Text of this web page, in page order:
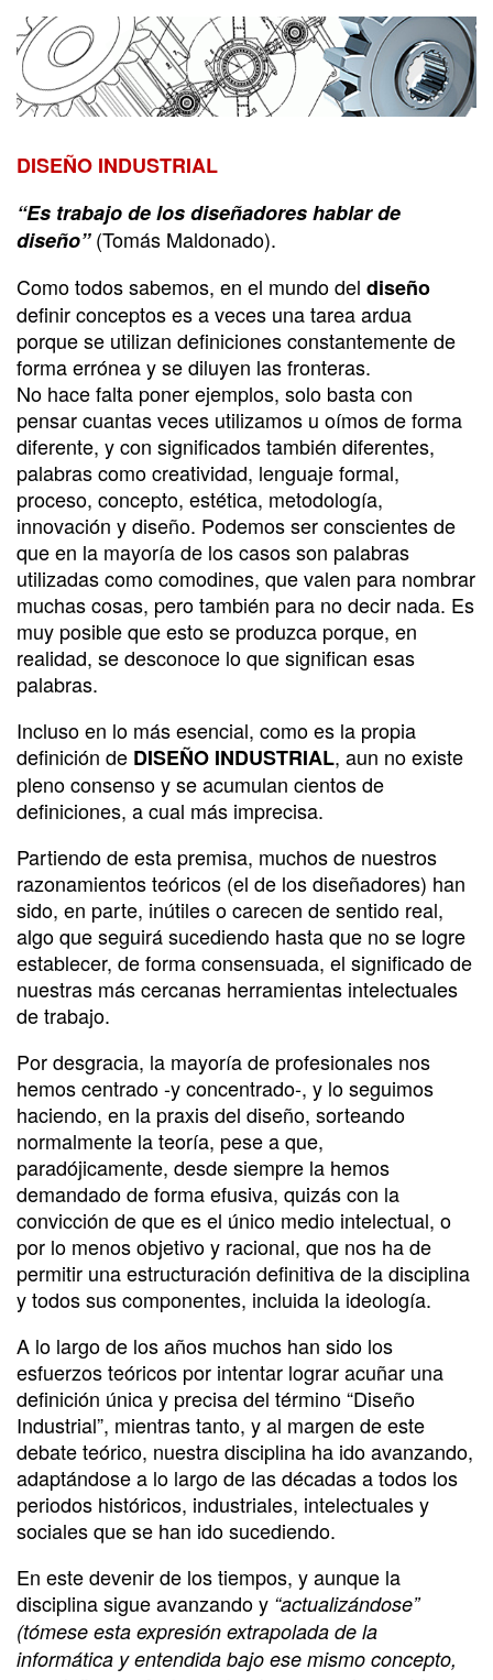
Diseño industrial
DISEÑO INDUSTRIAL
“Es trabajo de los diseñadores hablar de
diseño” (Tomás Maldonado).
Como todos sabemos, en el mundo del diseño
definir conceptos es a veces una tarea ardua
porque se utilizan definiciones constantemente de
forma errónea y se diluyen las fronteras.
No hace falta poner ejemplos, solo basta con
pensar cuantas veces utilizamos u oímos de forma
diferente, y con significados también diferentes,
palabras como creatividad, lenguaje formal,
proceso, concepto, estética, metodología,
innovación y diseño. Podemos ser conscientes de
que en la mayoría de los casos son palabras
utilizadas como comodines, que valen para nombrar
muchas cosas, pero también para no decir nada. Es
muy posible que esto se produzca porque, en
realidad, se desconoce lo que significan esas
palabras.
Incluso en lo más esencial, como es la propia
definición de DISEÑO INDUSTRIAL, aun no existe
pleno consenso y se acumulan cientos de
definiciones, a cual más imprecisa.
Partiendo de esta premisa, muchos de nuestros
razonamientos teóricos (el de los diseñadores) han
sido, en parte, inútiles o carecen de sentido real,
algo que seguirá sucediendo hasta que no se logre
establecer, de forma consensuada, el significado de
nuestras más cercanas herramientas intelectuales
de trabajo.
Por desgracia, la mayoría de profesionales nos
hemos centrado -y concentrado-, y lo seguimos
haciendo, en la praxis del diseño, sorteando
normalmente la teoría, pese a que,
paradójicamente, desde siempre la hemos
demandado de forma efusiva, quizás con la
convicción de que es el único medio intelectual, o
por lo menos objetivo y racional, que nos ha de
permitir una estructuración definitiva de la disciplina
y todos sus componentes, incluida la ideología.
A lo largo de los años muchos han sido los
esfuerzos teóricos por intentar lograr acuñar una
definición única y precisa del término “Diseño
Industrial”, mientras tanto, y al margen de este
debate teórico, nuestra disciplina ha ido avanzando,
adaptándose a lo largo de las décadas a todos los
periodos históricos, industriales, intelectuales y
sociales que se han ido sucediendo.
En este devenir de los tiempos, y aunque la
disciplina sigue avanzando y “actualizándose”
(tómese esta expresión extrapolada de la
informática y entendida bajo ese mismo concepto,